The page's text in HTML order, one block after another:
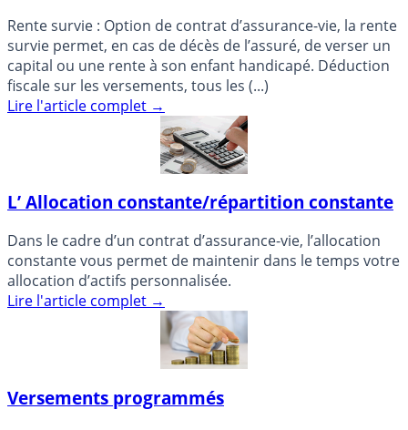
Rente survie : Option de contrat d’assurance-vie, la rente
survie permet, en cas de décès de l’assuré, de verser un
capital ou une rente à son enfant handicapé. Déduction
fiscale sur les versements, tous les (...)
Lire l'article complet →
L’ Allocation constante/répartition constante
Dans le cadre d’un contrat d’assurance-vie, l’allocation
constante vous permet de maintenir dans le temps votre
allocation d’actifs personnalisée.
Lire l'article complet →
Versements programmés